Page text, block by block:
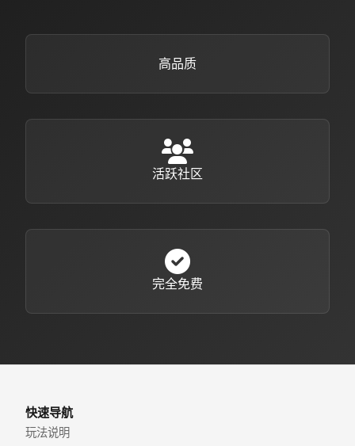
高品质
活跃社区
完全免费
快速导航
玩法说明